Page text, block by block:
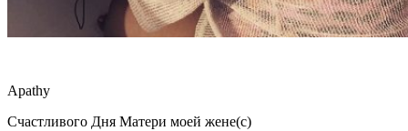
Apathy
Счастливого Дня Матери моей жене(с)